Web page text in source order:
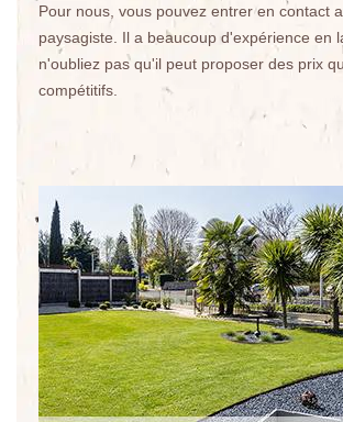
Pour nous, vous pouvez entrer en contact
paysagiste. Il a beaucoup d'expérience en
n'oubliez pas qu'il peut proposer des prix
compétitifs.